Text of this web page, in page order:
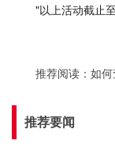
"以上活动截止
推荐阅读： 如何
推荐要闻